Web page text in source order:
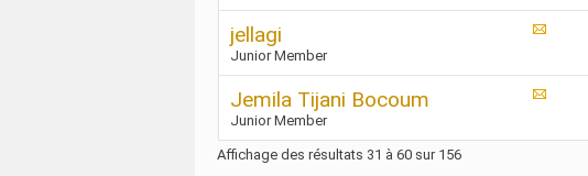
jellagi
Junior Member
Jemila Tijani Bocoum
Junior Member
Affichage des résultats 31 à 60 sur 156